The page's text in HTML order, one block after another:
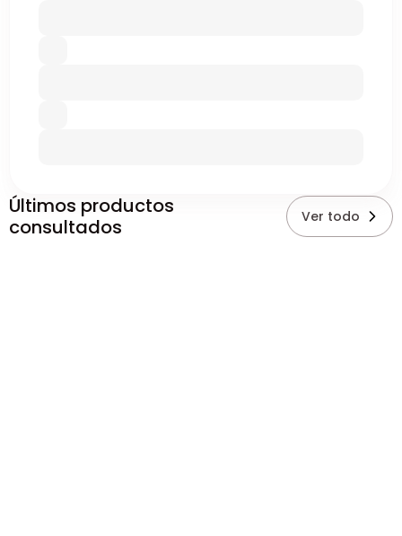
Últimos productos
consultados
Ver todo